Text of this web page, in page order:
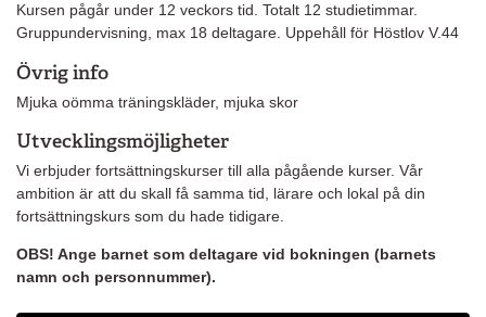
Kursen pågår under 12 veckors tid. Totalt 12 studietimmar.
Gruppundervisning, max 18 deltagare. Uppehåll för Höstlov V.44
Övrig info
Mjuka oömma träningskläder, mjuka skor
Utvecklingsmöjligheter
Vi erbjuder fortsättningskurser till alla pågående kurser. Vår
ambition är att du skall få samma tid, lärare och lokal på din
fortsättningskurs som du hade tidigare.
OBS! Ange barnet som deltagare vid bokningen (barnets
namn och personnummer).